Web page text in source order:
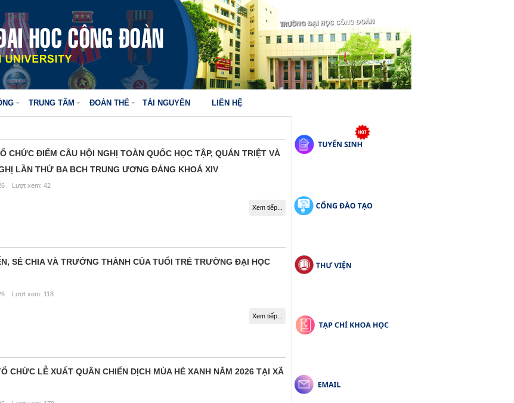
TRUNG TÂM ĐOÀN THỂ TÀI NGUYÊN LIÊN HỆ
CHỨC ĐIỂM CẦU HỘI NGHỊ TOÀN QUỐC HỌC TẬP, QUÁN TRIỆT VÀ
LẦN THỨ BA BCH TRUNG ƯƠNG ĐẢNG KHOÁ XIV
Lượt xem: 42
Xem tiếp...
SẺ CHIA VÀ TRƯỞNG THÀNH CỦA TUỔI TRẺ TRƯỜNG ĐẠI HỌC
Lượt xem: 118
Xem tiếp...
CHỨC LỄ XUẤT QUÂN CHIẾN DỊCH MÙA HÈ XANH NĂM 2026 TẠI XÃ